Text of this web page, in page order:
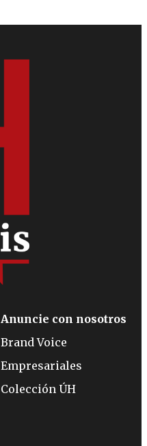
Anuncie con nosotros
Brand Voice
Empresariales
Colección ÚH